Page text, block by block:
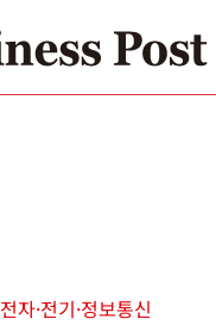
전자·전기·정보통신